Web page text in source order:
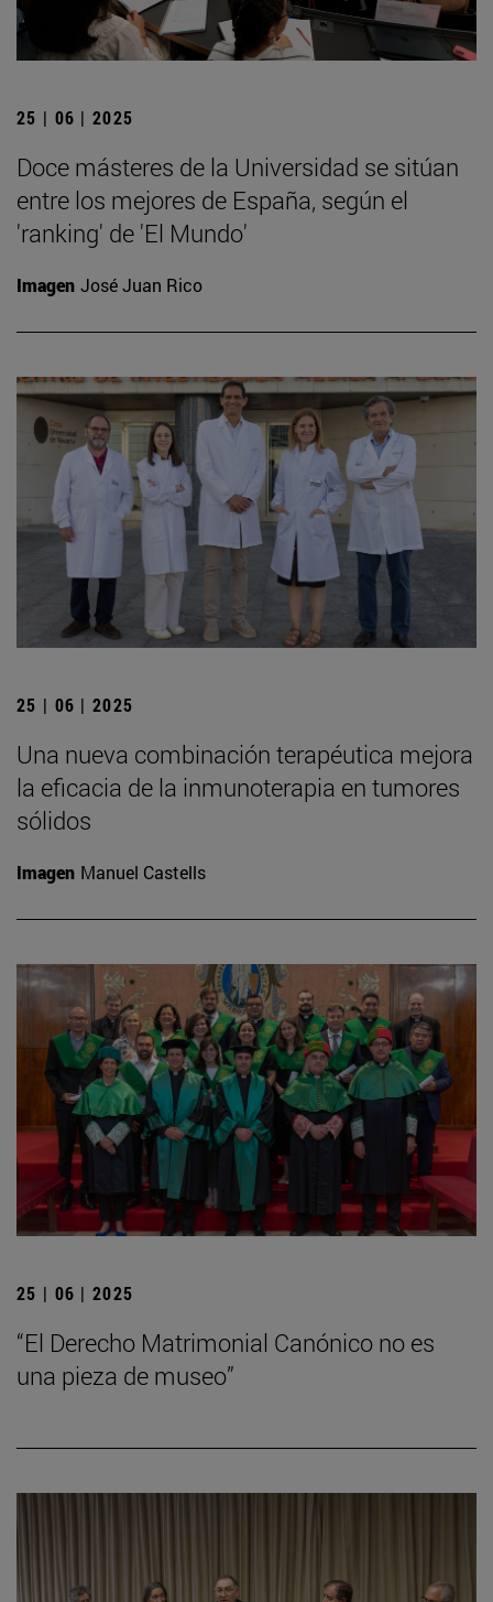
25 | 06 | 2025
Doce másteres de la Universidad se sitúan
entre los mejores de España, según el
'ranking' de 'El Mundo'
Imagen José Juan Rico
25 | 06 | 2025
Una nueva combinación terapéutica mejora
la eficacia de la inmunoterapia en tumores
sólidos
Imagen Manuel Castells
25 | 06 | 2025
“El Derecho Matrimonial Canónico no es
una pieza de museo”